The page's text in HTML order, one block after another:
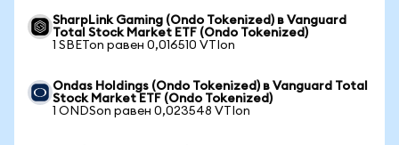
SharpLink Gaming (Ondo Tokenized) в Vanguard
Total Stock Market ETF (Ondo Tokenized)
1 SBETon равен 0,016510 VTIon
Ondas Holdings (Ondo Tokenized) в Vanguard Total
Stock Market ETF (Ondo Tokenized)
1 ONDSon равен 0,023548 VTIon